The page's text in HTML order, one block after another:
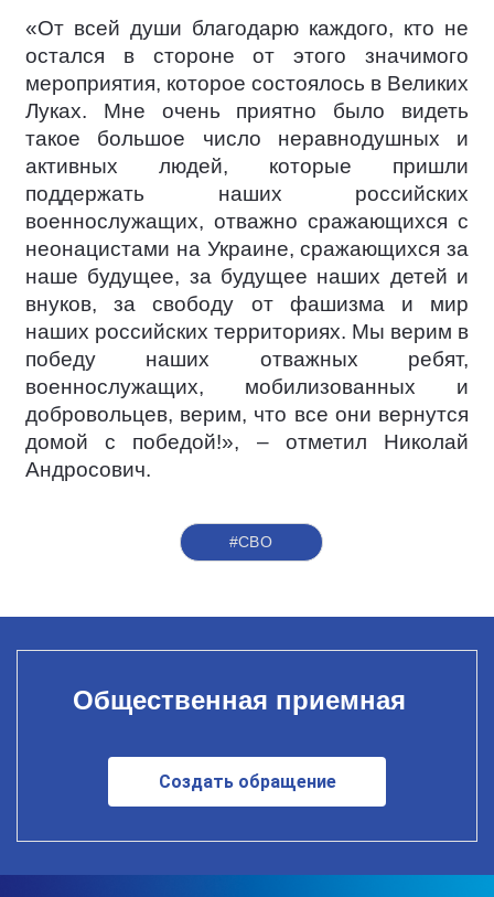
«От всей души благодарю каждого, кто не
остался в стороне от этого значимого
мероприятия, которое состоялось в Великих
Луках. Мне очень приятно было видеть
такое большое число неравнодушных и
активных людей, которые пришли
поддержать наших российских
военнослужащих, отважно сражающихся с
неонацистами на Украине, сражающихся за
наше будущее, за будущее наших детей и
внуков, за свободу от фашизма и мир
наших российских территориях. Мы верим в
победу наших отважных ребят,
военнослужащих, мобилизованных и
добровольцев, верим, что все они вернутся
домой с победой!», – отметил Николай
Андросович.
#СВО
Общественная приемная
Создать обращение